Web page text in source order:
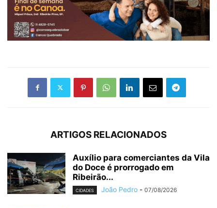
ARTIGOS RELACIONADOS
Auxílio para comerciantes da Vila
do Doce é prorrogado em
Ribeirão...
CIDADES João Pedro - 07/08/2026